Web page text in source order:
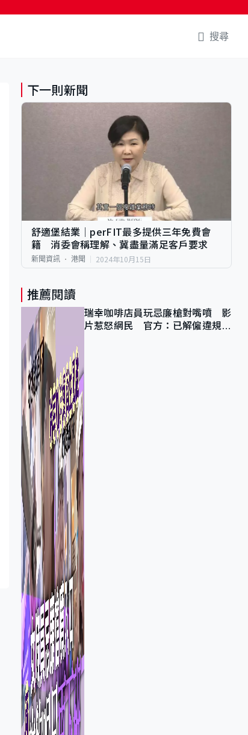
搜尋
下一則新聞
舒適堡結業｜perFIT最多提供三年免費會
籍 消委會稱理解、冀盡量滿足客戶要求
新聞資訊 港聞 2024年10月15日
推薦閱讀
瑞幸咖啡店員玩忌廉槍對嘴噴 影
片惹怒網民 官方：已解僱違規員